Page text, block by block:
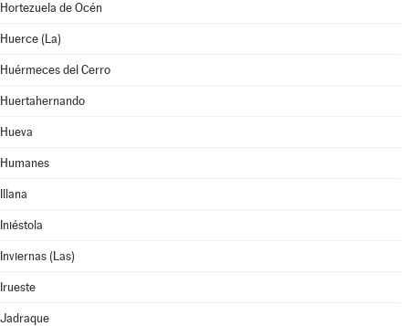
Hortezuela de Océn
Huerce (La)
Huérmeces del Cerro
Huertahernando
Hueva
Humanes
Illana
Iniéstola
Inviernas (Las)
Irueste
Jadraque